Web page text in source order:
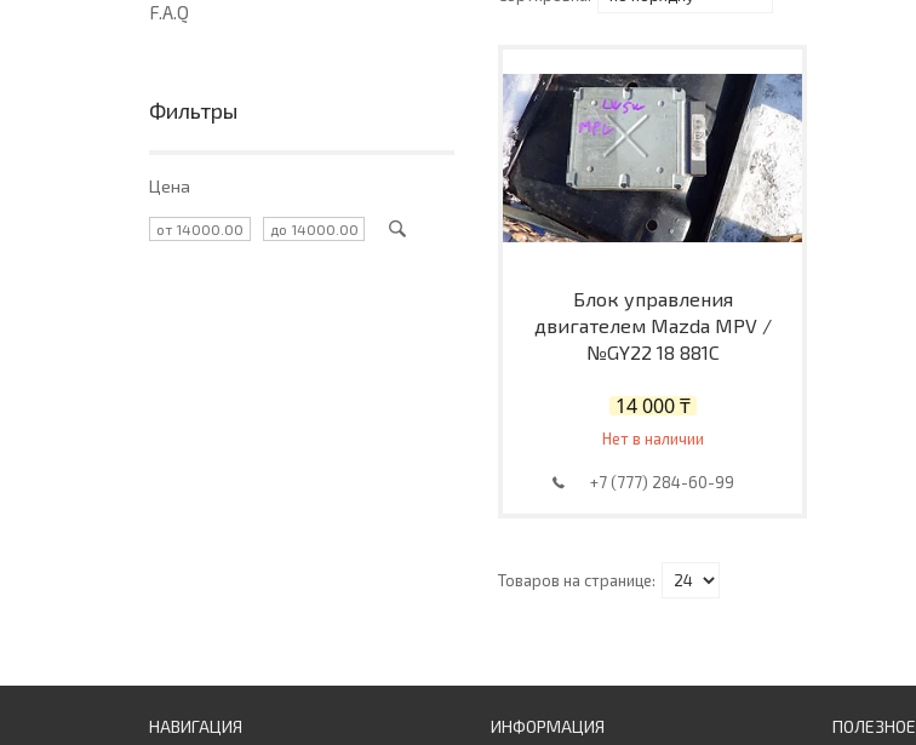
Блок управления
двигателем Mazda MPV /
№GY22 18 881C
14 000 ₸
Нет в наличии
+7 (777) 284-60-99
F.A.Q
Фильтры
Цена
НАВИГАЦИЯ ИНФОРМАЦИЯ ПОЛЕЗНОЕ